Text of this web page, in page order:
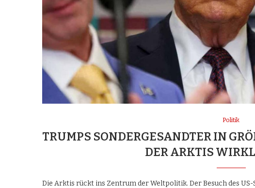
Politik
TRUMPS SONDERGESANDTER IN
DER ARKTIS
Die Arktis rückt ins Zentrum der Weltpolitik. Der Besuch des